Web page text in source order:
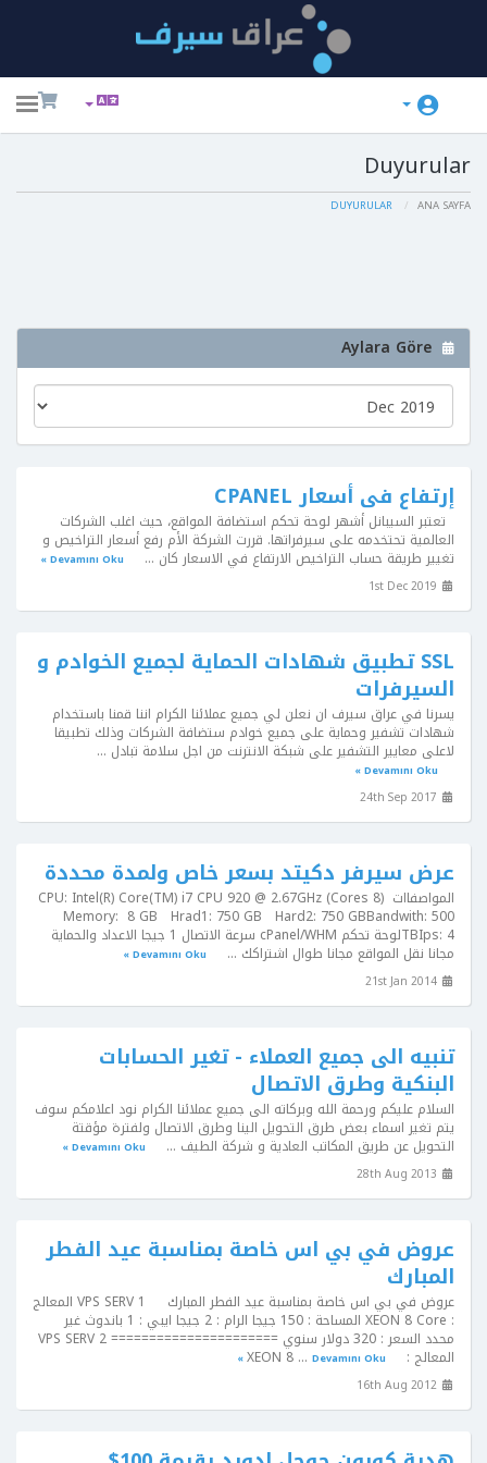
Duyurular
ANA SAYFA
إرتفاع فى أسعار CPANEL
تعتبر السيبانل أشهر لوحة تحكم استضافة المواقع، حيث اغلب الشركات
العالمية تحتخدمه على سيرفراتها. قررت الشركة الأم رفع أسعار التراخيص و
تغيير طريقة حساب التراخيص الارتفاع في الاسعار كان ... Devamını Oku »
SSL تطبيق شهادات الحماية لجميع الخوادم و
السيرفرات
يسرنا في عراق سيرف ان نعلن لي جميع عملائنا الكرام اننا قمنا باستخدام
شهادات تشفير وحماية على جميع خوادم ستضافة الشركات وذلك تطبيقا
لاعلى معايير التشفير على شبكة الانترنت من اجل سلامة تبادل ...
Devamını Oku »
عرض سيرفر دكيتد بسعر خاص ولمدة محددة
المواصفااتCPU: Intel(R) Core(TM) i7 CPU 920 @ 2.67GHz (Cores 8)
Memory: 8 GB Hrad1: 750 GB Hard2: 750 GBBandwith: 500
TBIps: 4لوحة تحكم cPanel/WHM سرعة الاتصال 1 جيجا الاعداد والحماية
مجانا نقل المواقع مجانا طوال اشتراكك ... Devamını Oku »
تنبيه الى جميع العملاء - تغير الحسابات
البنكية وطرق الاتصال
السلام عليكم ورحمة الله وبركاته الى جميع عملائنا الكرام نود اعلامكم سوف
يتم تغير اسماء بعض طرق التحويل الينا وطرق الاتصال ولفترة مؤقتة
التحويل عن طريق المكاتب العادية و شركة الطيف ... Devamını Oku »
عروض في بي اس خاصة بمناسبة عيد الفطر
المبارك
عروض في بي اس خاصة بمناسبة عيد الفطر المبارك VPS SERV 1 المعالج
: XEON 8 Core المساحة : 150 جيجا الرام : 2 جيجا ايبي : 1 باندوث غير
محدد السعر : 320 دولار سنوي ====================== VPS SERV 2
المعالج : XEON 8 ... Devamını Oku »